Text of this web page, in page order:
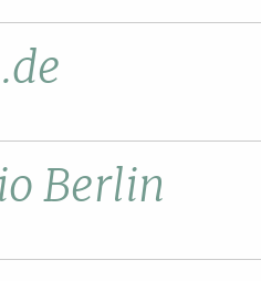
Berlin